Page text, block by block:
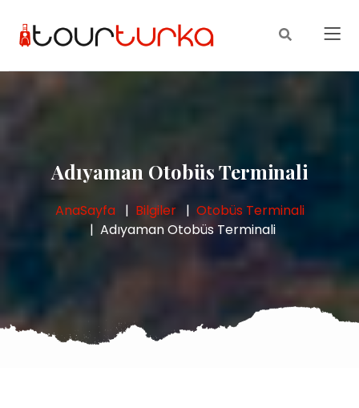
Adıyaman Otobüs Terminali
AnaSayfa Bilgiler
Otobüs Terminali
Adıyaman Otobüs Terminali